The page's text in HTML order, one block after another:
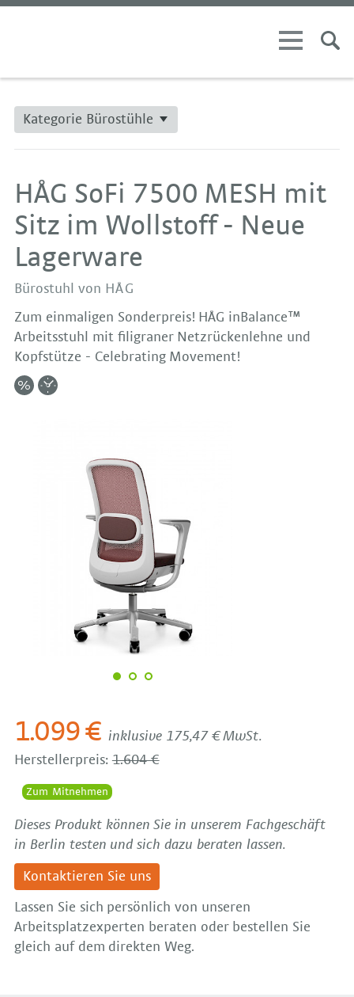
Kategorie Bürostühle
HÅG SoFi 7500 MESH mit
Sitz im Wollstoff - Neue
Lagerware
Bürostuhl von HÅG
Zum einmaligen Sonderpreis! HÅG inBalance™
Arbeitsstuhl mit filigraner Netzrückenlehne und
Kopfstütze - Celebrating Movement!
1.099 € inklusive 175,47 € MwSt.
Herstellerpreis:1.604 €
Zum Mitnehmen
Dieses Produkt können Sie in unserem Fachgeschäft
in Berlin testen und sich dazu beraten lassen.
Kontaktieren Sie uns
Lassen Sie sich persönlich von unseren
Arbeitsplatzexperten beraten oder bestellen Sie
gleich auf dem direkten Weg.